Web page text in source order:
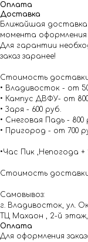
Оплата
Доставка
Ближайшая доставка
момента оформления
Для гарантии
заказ заранее!
Стоимость доставки
• Владивосток - от
• Кампус ДВФУ- от
• Заря - 600 руб.
• Снеговая Падь - 800
• Пригород - от 700
•Час Пик ,Непогода
Стоимость доставки с
Самовывоз:
г. Владивосток, ул.
ТЦ Махаон , 2-й
Оплата
Для оформления